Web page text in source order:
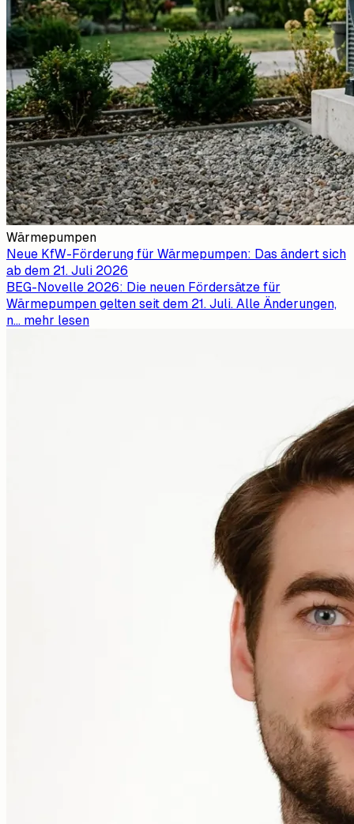
Wärmepumpen
Neue KfW-Förderung für Wärmepumpen: Das ändert sich
ab dem 21. Juli 2026
BEG-Novelle 2026: Die neuen Fördersätze für
Wärmepumpen gelten seit dem 21. Juli. Alle Änderungen,
n... mehr lesen